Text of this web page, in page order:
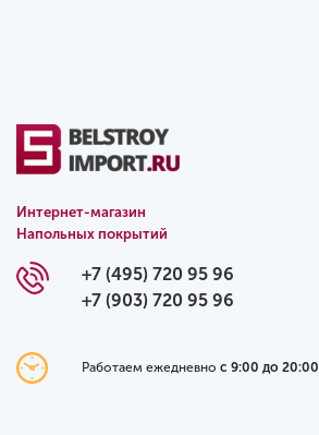
Интернет-магазин
Напольных покрытий
+7 (495) 720 95 96
+7 (903) 720 95 96
Работаем ежедневно с 9:00 до 20:00